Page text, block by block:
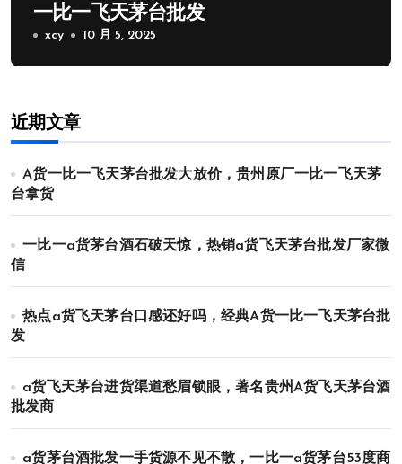
一比一飞天茅台批发
xcy 10 月 5, 2025
近期文章
A货一比一飞天茅台批发大放价，贵州原厂一比一飞天茅
台拿货
一比一a货茅台酒石破天惊，热销a货飞天茅台批发厂家微
信
热点a货飞天茅台口感还好吗，经典A货一比一飞天茅台批
发
a货飞天茅台进货渠道愁眉锁眼，著名贵州A货飞天茅台酒
批发商
a货茅台酒批发一手货源不见不散，一比一a货茅台53度商